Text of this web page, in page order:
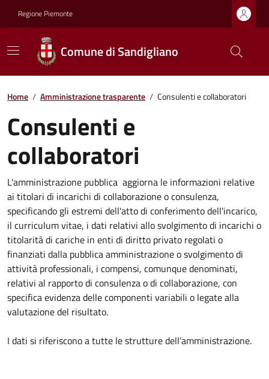
Regione Piemonte
Comune di Sandigliano
Home / Amministrazione trasparente / Consulenti e collaboratori
Consulenti e
collaboratori
L'amministrazione pubblica aggiorna le informazioni relative
ai titolari di incarichi di collaborazione o consulenza,
specificando gli estremi dell'atto di conferimento dell'incarico,
il curriculum vitae, i dati relativi allo svolgimento di incarichi o
titolarità di cariche in enti di diritto privato regolati o
finanziati dalla pubblica amministrazione o svolgimento di
attività professionali, i compensi, comunque denominati,
relativi al rapporto di consulenza o di collaborazione, con
specifica evidenza delle componenti variabili o legate alla
valutazione del risultato.
I dati si riferiscono a tutte le strutture dell’amministrazione.